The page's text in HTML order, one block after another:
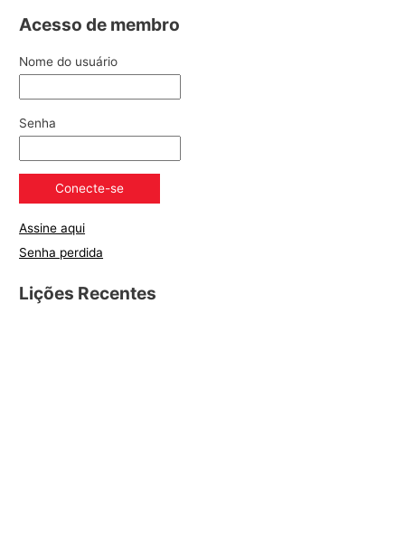
Acesso de membro
Nome do usuário
Senha
Assine aqui
Senha perdida
Lições Recentes